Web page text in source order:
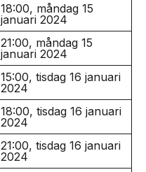
18:00, måndag 15
januari 2024
21:00, måndag 15
januari 2024
15:00, tisdag 16 januari
2024
18:00, tisdag 16 januari
2024
21:00, tisdag 16 januari
2024